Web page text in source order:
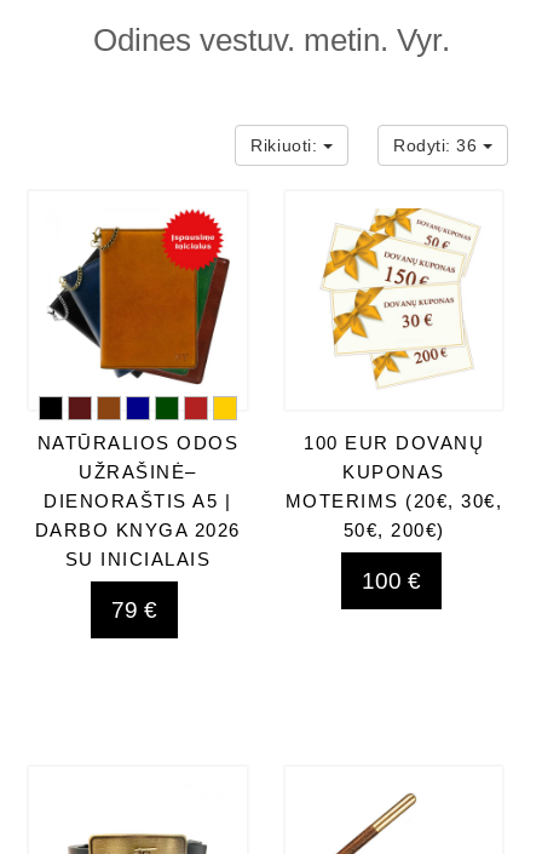
Odines vestuv. metin. Vyr.
Rikiuoti: Rodyti: 36
NATŪRALIOS ODOS
UŽRAŠINĖ–
DIENORAŠTIS A5 |
DARBO KNYGA 2026
SU INICIALAIS
79 €
100 EUR DOVANŲ
KUPONAS
MOTERIMS (20€, 30€,
50€, 200€)
100 €